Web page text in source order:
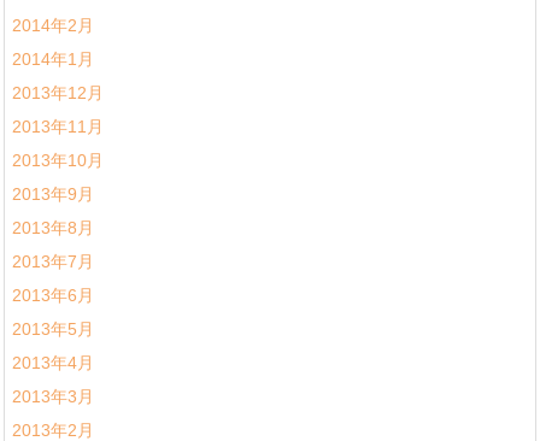
2014年2月
2014年1月
2013年12月
2013年11月
2013年10月
2013年9月
2013年8月
2013年7月
2013年6月
2013年5月
2013年4月
2013年3月
2013年2月